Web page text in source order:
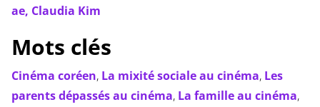
ae, Claudia Kim
Mots clés
Cinéma coréen, La mixité sociale au cinéma, Les
parents dépassés au cinéma, La famille au cinéma,